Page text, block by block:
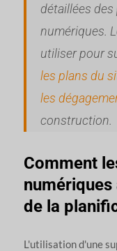
détaillées
numériques.
utiliser pour
les plans du
les
construction.
Comment
de la
L'utilisation d'une